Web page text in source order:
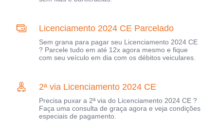
Licenciamento 2024 CE Parcelado
Sem grana para pagar seu Licenciamento 2024 CE
? Parcele tudo em até 12x agora mesmo e fique
com seu veículo em dia com os débitos veiculares.
2ª via Licenciamento 2024 CE
Precisa puxar a 2ª via do Licenciamento 2024 CE ?
Faça uma consulta de graça agora e veja condições
especiais de pagamento.